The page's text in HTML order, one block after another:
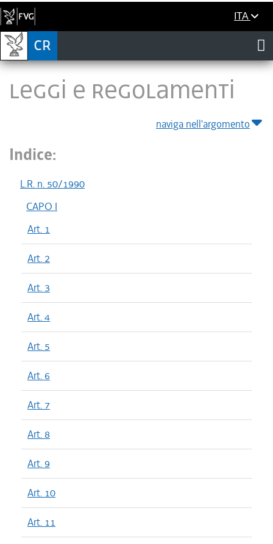
ITA
LEGGI E REGOLAMENTI
naviga nell'argomento
Indice:
L.R. n. 50/1990
CAPO I
Art. 1
Art. 2
Art. 3
Art. 4
Art. 5
Art. 6
Art. 7
Art. 8
Art. 9
Art. 10
Art. 11